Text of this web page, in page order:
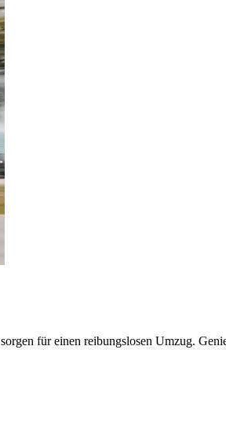
für einen reibungslosen Umzug.